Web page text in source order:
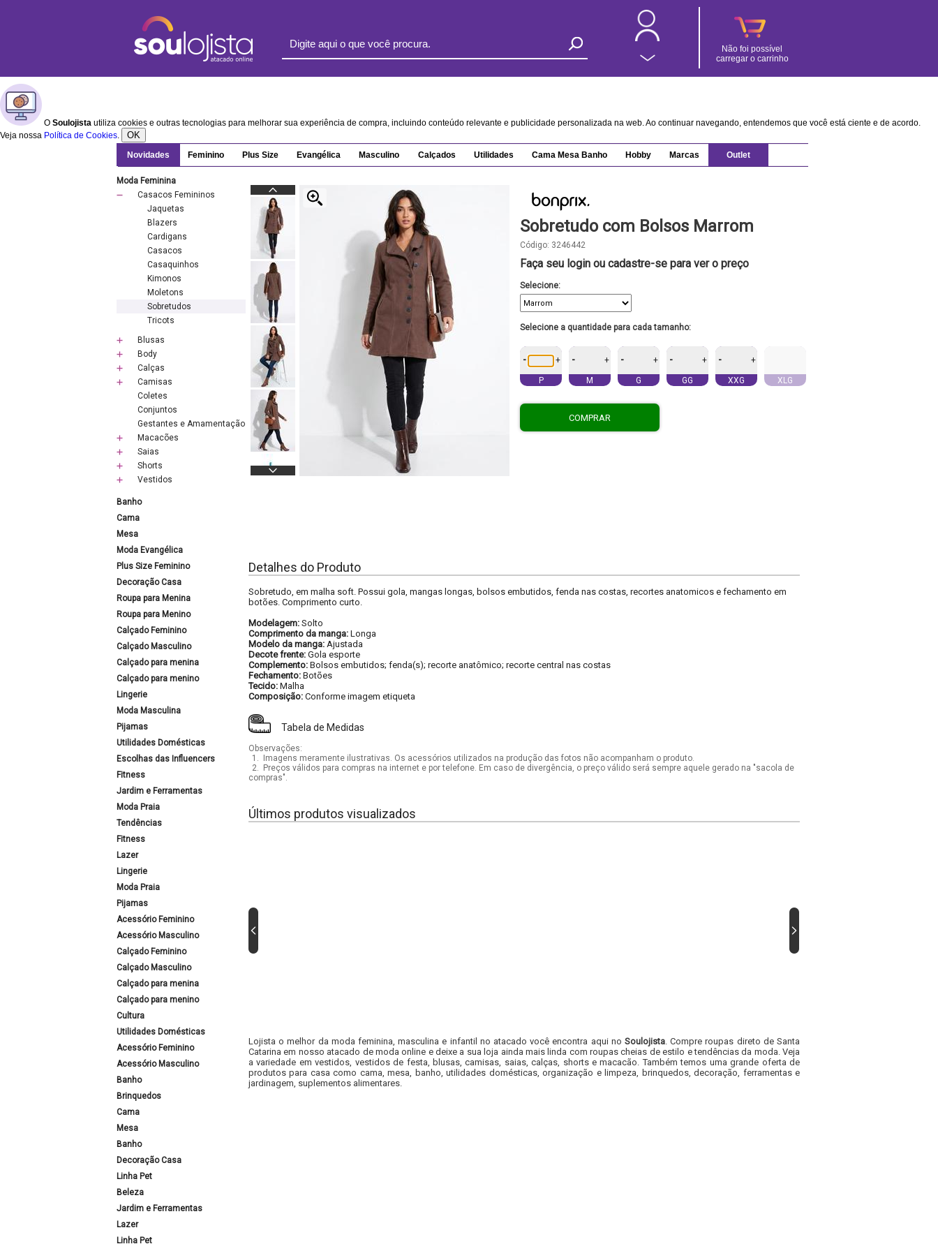
Não foi possível
carregar o carrinho
O Soulojista utiliza cookies e outras tecnologias para melhorar sua experiência de compra, incluindo conteúdo relevante e publicidade personalizada na web. Ao continuar navegando, entendemos que você está ciente e de acordo.
Veja nossa Política de Cookies. OK
Novidades Feminino Plus Size Evangélica Masculino Calçados Utilidades Cama Mesa Banho Hobby Marcas Outlet
Moda Feminina
Casacos Femininos
Jaquetas
Blazers
Cardigans
Casacos
Casaquinhos
Kimonos
Moletons
Sobretudos
Tricots
Blusas
Body
Calças
Camisas
Coletes
Conjuntos
Gestantes e Amamentação
Macacões
Saias
Shorts
Vestidos
Banho
Cama
Mesa
Moda Evangélica
Plus Size Feminino
Decoração Casa
Roupa para Menina
Roupa para Menino
Calçado Feminino
Calçado Masculino
Calçado para menina
Calçado para menino
Lingerie
Moda Masculina
Pijamas
Utilidades Domésticas
Escolhas das Influencers
Fitness
Jardim e Ferramentas
Moda Praia
Tendências
Fitness
Lazer
Lingerie
Moda Praia
Pijamas
Acessório Feminino
Acessório Masculino
Calçado Feminino
Calçado Masculino
Calçado para menina
Calçado para menino
Cultura
Utilidades Domésticas
Acessório Feminino
Acessório Masculino
Banho
Brinquedos
Cama
Mesa
Banho
Decoração Casa
Linha Pet
Beleza
Jardim e Ferramentas
Lazer
Linha Pet
Sobretudo com Bolsos Marrom
Código: 3246442
Faça seu login ou cadastre-se para ver o preço
Selecione:
Selecione a quantidade para cada tamanho:
- +
P
- +
M
- +
G
- +
GG
- +
XXG XLG
COMPRAR
Detalhes do Produto
Sobretudo, em malha soft. Possui gola, mangas longas, bolsos embutidos, fenda nas costas, recortes anatomicos e fechamento em
botões. Comprimento curto.
Modelagem: Solto
Comprimento da manga: Longa
Modelo da manga: Ajustada
Decote frente: Gola esporte
Complemento: Bolsos embutidos; fenda(s); recorte anatômico; recorte central nas costas
Fechamento: Botões
Tecido: Malha
Composição: Conforme imagem etiqueta
Tabela de Medidas
Observações:
1.
Imagens meramente ilustrativas. Os acessórios utilizados na produção das fotos não acompanham o produto.
2.
Preços válidos para compras na internet e por telefone. Em caso de divergência, o preço válido será sempre aquele gerado na "sacola de
compras".
Últimos produtos visualizados
Lojista o melhor da moda feminina, masculina e infantil no atacado você encontra aqui no Soulojista. Compre roupas direto de Santa
Catarina em nosso atacado de moda online e deixe a sua loja ainda mais linda com roupas cheias de estilo e tendências da moda. Veja
a variedade em vestidos, vestidos de festa, blusas, camisas, saias, calças, shorts e macacão. Também temos uma grande oferta de
produtos para casa como cama, mesa, banho, utilidades domésticas, organização e limpeza, brinquedos, decoração, ferramentas e
jardinagem, suplementos alimentares.